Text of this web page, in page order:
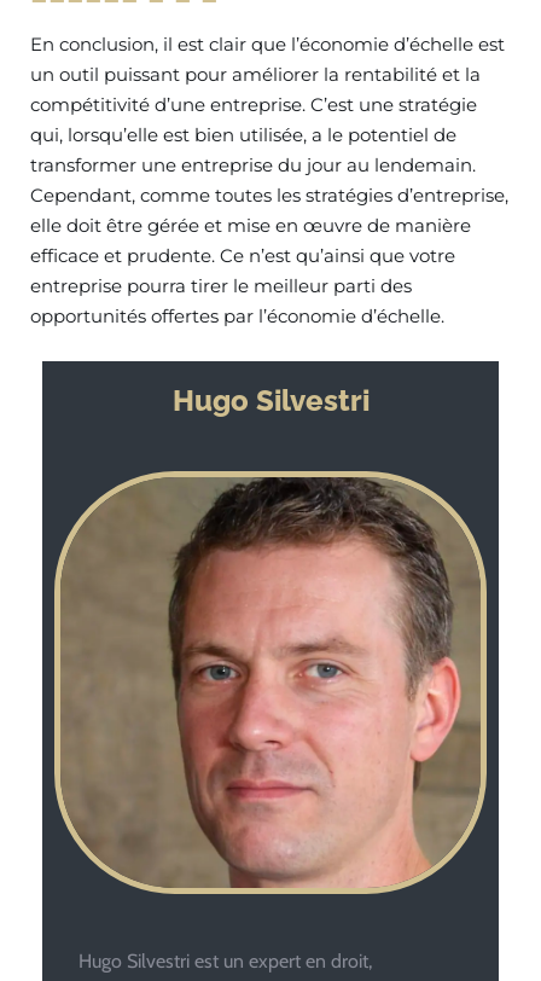
En conclusion, il est clair que l’économie d’échelle est
un outil puissant pour améliorer la rentabilité et la
compétitivité d’une entreprise. C’est une stratégie
qui, lorsqu’elle est bien utilisée, a le potentiel de
transformer une entreprise du jour au lendemain.
Cependant, comme toutes les stratégies d’entreprise,
elle doit être gérée et mise en œuvre de manière
efficace et prudente. Ce n’est qu’ainsi que votre
entreprise pourra tirer le meilleur parti des
opportunités offertes par l’économie d’échelle.
Hugo Silvestri
Hugo Silvestri est un expert en droit,